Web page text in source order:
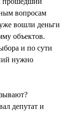
вопросам
вошли деньги
объектов.
и по сути
нужно
депутат и